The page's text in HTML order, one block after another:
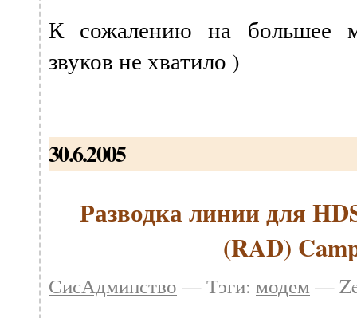
К сожалению на большее
звуков не хватило )
30.6.2005
Разводка линии для
(RAD)
СисАдминство — Тэги: модем —